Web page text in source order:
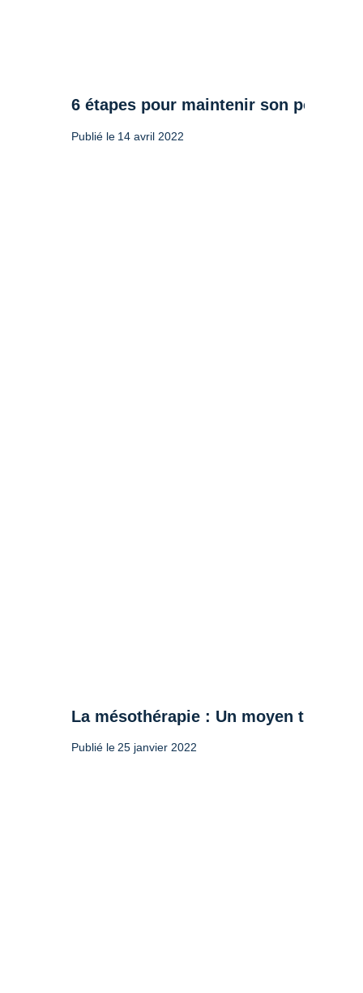
6 étapes pour maintenir son poids
Publié le 14 avril 2022
La mésothérapie : Un moyen
Publié le 25 janvier 2022